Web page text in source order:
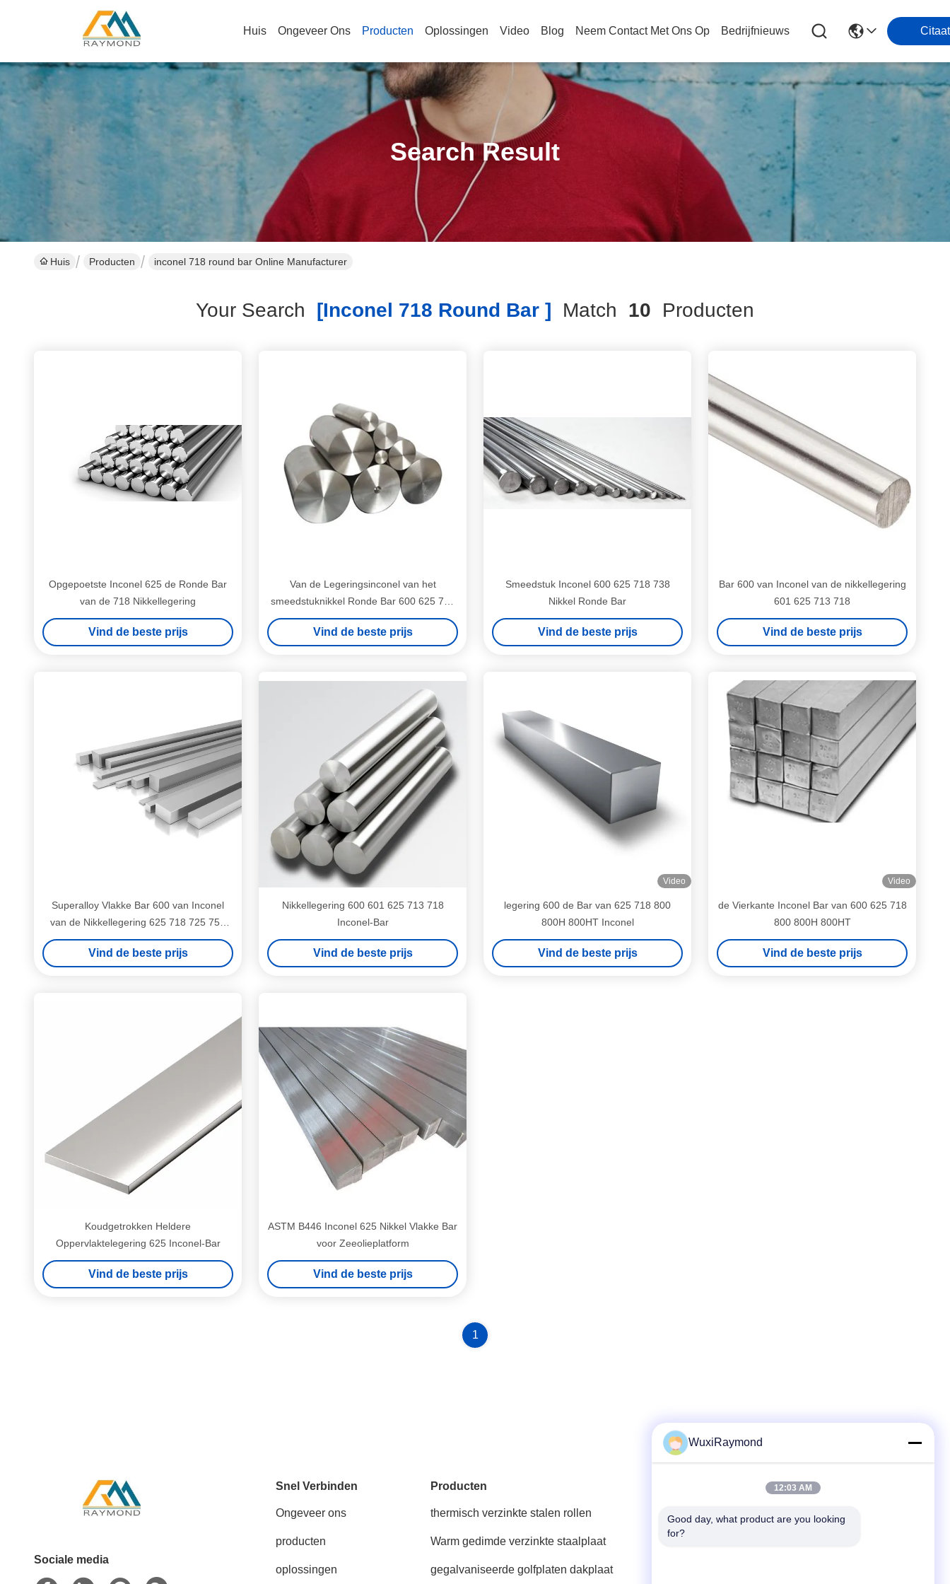
Huis Ongeveer Ons Producten Oplossingen Video Blog Neem Contact Met Ons Op Bedrijfnieuws Citaat
Search Result
Huis Producten inconel 718 round bar Online Manufacturer
Your Search [inconel 718 Round Bar ] Match 10 Producten
Opgepoetste Inconel 625 de Ronde Bar
van de 718 Nikkellegering
Vind de beste prijs
Van de Legeringsinconel van het
smeedstuknikkel Ronde Bar 600 625 718
738
Vind de beste prijs
Smeedstuk Inconel 600 625 718 738
Nikkel Ronde Bar
Vind de beste prijs
Bar 600 van Inconel van de nikkellegering
601 625 713 718
Vind de beste prijs
Superalloy Vlakke Bar 600 van Inconel
van de Nikkellegering 625 718 725 750
907
Vind de beste prijs
Nikkellegering 600 601 625 713 718
Inconel-Bar
Vind de beste prijs
Video
legering 600 de Bar van 625 718 800
800H 800HT Inconel
Vind de beste prijs
Video
de Vierkante Inconel Bar van 600 625 718
800 800H 800HT
Vind de beste prijs
Koudgetrokken Heldere
Oppervlaktelegering 625 Inconel-Bar
Vind de beste prijs
ASTM B446 Inconel 625 Nikkel Vlakke Bar
voor Zeeolieplatform
Vind de beste prijs
1
Sociale media
Snel Verbinden
Ongeveer ons
producten
oplossingen
Producten
thermisch verzinkte stalen rollen
Warm gedimde verzinkte staalplaat
gegalvaniseerde golfplaten dakplaat
Telefoon
WuxiRaymond
12:03 AM
Good day, what product are you looking
for?